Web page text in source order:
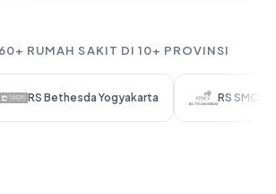
RUMAH SAKIT DI 10+ PROVINSI
Yogyakarta RS SMC Telogorejo